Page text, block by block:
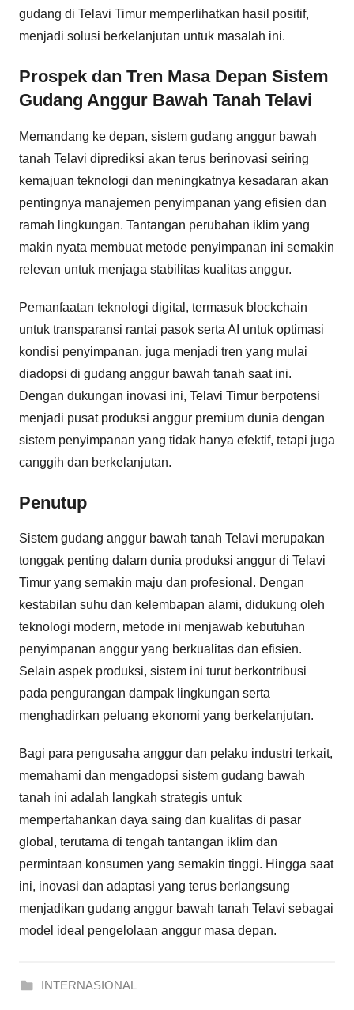
gudang di Telavi Timur memperlihatkan hasil positif,
menjadi solusi berkelanjutan untuk masalah ini.
Prospek dan Tren Masa Depan Sistem
Gudang Anggur Bawah Tanah Telavi
Memandang ke depan, sistem gudang anggur bawah
tanah Telavi diprediksi akan terus berinovasi seiring
kemajuan teknologi dan meningkatnya kesadaran akan
pentingnya manajemen penyimpanan yang efisien dan
ramah lingkungan. Tantangan perubahan iklim yang
makin nyata membuat metode penyimpanan ini semakin
relevan untuk menjaga stabilitas kualitas anggur.
Pemanfaatan teknologi digital, termasuk blockchain
untuk transparansi rantai pasok serta AI untuk optimasi
kondisi penyimpanan, juga menjadi tren yang mulai
diadopsi di gudang anggur bawah tanah saat ini.
Dengan dukungan inovasi ini, Telavi Timur berpotensi
menjadi pusat produksi anggur premium dunia dengan
sistem penyimpanan yang tidak hanya efektif, tetapi juga
canggih dan berkelanjutan.
Penutup
Sistem gudang anggur bawah tanah Telavi merupakan
tonggak penting dalam dunia produksi anggur di Telavi
Timur yang semakin maju dan profesional. Dengan
kestabilan suhu dan kelembapan alami, didukung oleh
teknologi modern, metode ini menjawab kebutuhan
penyimpanan anggur yang berkualitas dan efisien.
Selain aspek produksi, sistem ini turut berkontribusi
pada pengurangan dampak lingkungan serta
menghadirkan peluang ekonomi yang berkelanjutan.
Bagi para pengusaha anggur dan pelaku industri terkait,
memahami dan mengadopsi sistem gudang bawah
tanah ini adalah langkah strategis untuk
mempertahankan daya saing dan kualitas di pasar
global, terutama di tengah tantangan iklim dan
permintaan konsumen yang semakin tinggi. Hingga saat
ini, inovasi dan adaptasi yang terus berlangsung
menjadikan gudang anggur bawah tanah Telavi sebagai
model ideal pengelolaan anggur masa depan.
INTERNASIONAL